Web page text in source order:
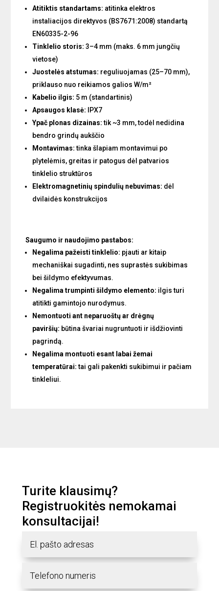
Atitiktis standartams: atitinka elektros
instaliacijos direktyvos (BS7671:2008) standartą
EN60335-2-96
Tinklelio storis: 3–4 mm (maks. 6 mm jungčių
vietose)
Juostelės atstumas: reguliuojamas (25–70 mm),
priklauso nuo reikiamos galios W/m²
Kabelio ilgis: 5 m (standartinis)
Apsaugos klasė: IPX7
Ypač plonas dizainas:tik ~3 mm, todėl nedidina
bendro grindų aukščio
Montavimas:tinka šlapiam montavimui po
plytelėmis, greitas ir patogus dėl patvarios
tinklelio struktūros
Elektromagnetinių spindulių nebuvimas: dėl
dvilaidės konstrukcijos
Saugumo ir naudojimo pastabos:
Negalima pažeisti tinklelio: pjauti ar kitaip
mechaniškai sugadinti, nes suprastės sukibimas
bei šildymo efektyvumas.
Negalima trumpinti šildymo elemento: ilgis turi
atitikti gamintojo nurodymus.
Nemontuoti ant neparuoštų ar drėgnų
paviršių: būtina švariai nugruntuoti ir išdžiovinti
pagrindą.
Negalima montuoti esant labai žemai
temperatūrai:tai gali pakenkti sukibimui ir pačiam
tinkleliui.
Turite klausimų?
Registruokitės nemokamai
konsultacijai!